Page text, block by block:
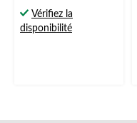
Vérifiez la
disponibilité